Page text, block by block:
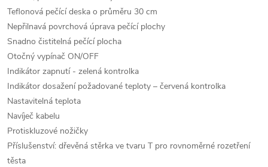
Teflonová pečící deska o průměru 30 cm
Nepřilnavá povrchová úprava pečící plochy
Snadno čistitelná pečící plocha
Otočný vypínač ON/OFF
Indikátor zapnutí - zelená kontrolka
Indikátor dosažení požadované teploty – červená kontrolka
Nastavitelná teplota
Navíječ kabelu
Protiskluzové nožičky
Příslušenství: dřevěná stěrka ve tvaru T pro rovnoměrné rozetření
těsta